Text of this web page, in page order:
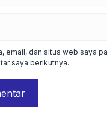
email, dan situs web saya
saya berikutnya.